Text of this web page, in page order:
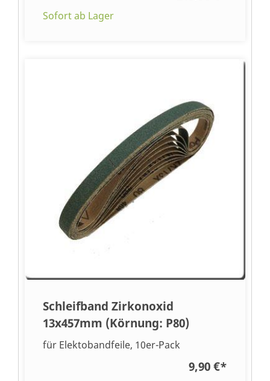
Sofort ab Lager
Schleifband Zirkonoxid
13x457mm (Körnung: P80)
für Elektobandfeile, 10er-Pack
9,90 €*